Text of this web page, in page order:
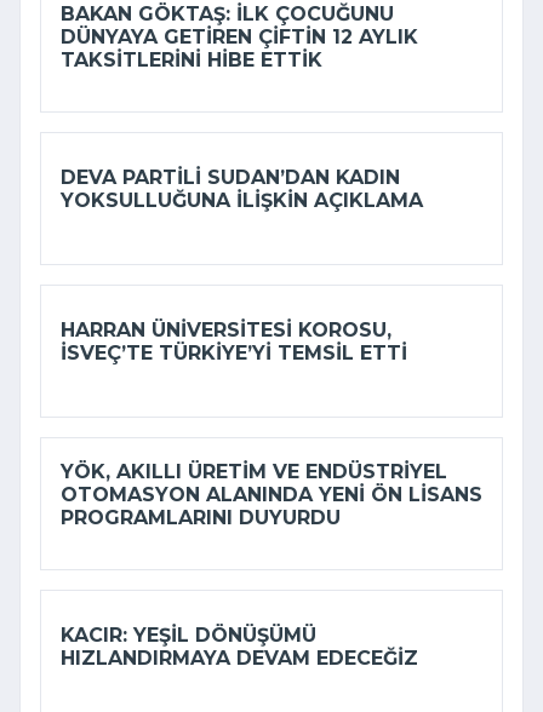
BAKAN GÖKTAŞ: İLK ÇOCUĞUNU
DÜNYAYA GETIREN ÇIFTIN 12 AYLIK
TAKSITLERINI HIBE ETTIK
DEVA PARTILI SUDAN’DAN KADIN
YOKSULLUĞUNA ILIŞKIN AÇIKLAMA
HARRAN ÜNIVERSITESI KOROSU,
İSVEÇ’TE TÜRKIYE’YI TEMSIL ETTI
YÖK, AKILLI ÜRETIM VE ENDÜSTRIYEL
OTOMASYON ALANINDA YENI ÖN LISANS
PROGRAMLARINI DUYURDU
KACIR: YEŞIL DÖNÜŞÜMÜ
HIZLANDIRMAYA DEVAM EDECEĞIZ